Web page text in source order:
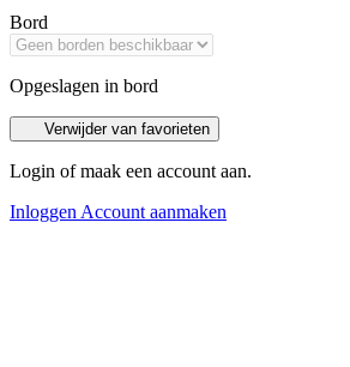
Bord
Opgeslagen in bord
Verwijder van favorieten
Login of maak een account aan.
Inloggen Account aanmaken